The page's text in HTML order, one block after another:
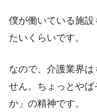
僕が働いている施設
たいくらいです。
なので、介護業界
せん。ちょっとや
か」の精神です。